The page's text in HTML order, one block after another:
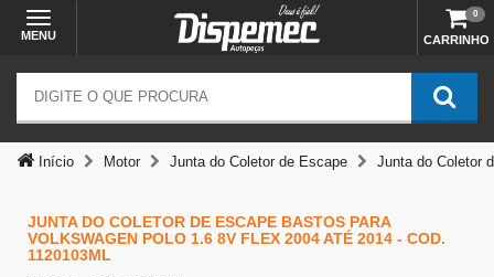
MENU CARRINHO
0
Início Motor Junta do Coletor de Escape Junta do Coletor
JUNTA DO COLETOR DE ESCAPE BASTOS PARA
VOLKSWAGEN POLO 1.6 8V FLEX 2004 ATÉ 2014 - COD.
1120103ML